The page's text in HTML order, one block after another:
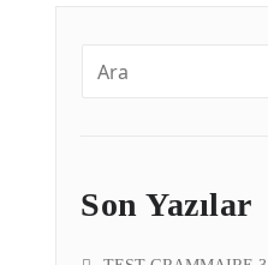
Son Yazılar